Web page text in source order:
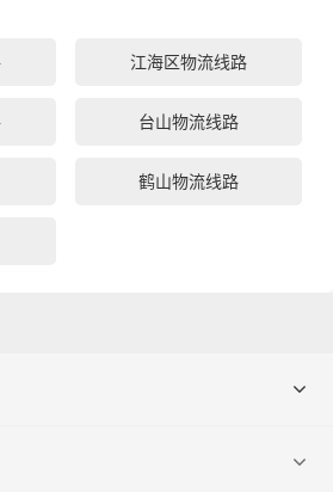
江海区物流线路
台山物流线路
鹤山物流线路